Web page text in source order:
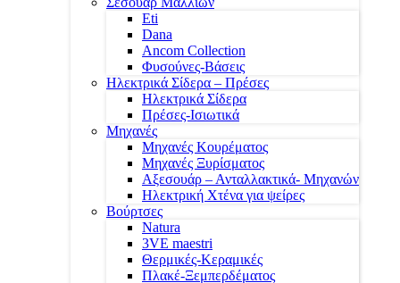
Eti
Dana
Ancom Collection
Φυσούνες-Βάσεις
Ηλεκτρικά Σίδερα – Πρέσες
Ηλεκτρικά Σίδερα
Πρέσες-Ισιωτικά
Μηχανές
Μηχανές Κουρέματος
Μηχανές Ξυρίσματος
Αξεσουάρ – Ανταλλακτικά- Μηχανών
Ηλεκτρική Χτένα για ψείρες
Βούρτσες
Natura
3VE maestri
Θερμικές-Κεραμικές
Πλακέ-Ξεμπερδέματος